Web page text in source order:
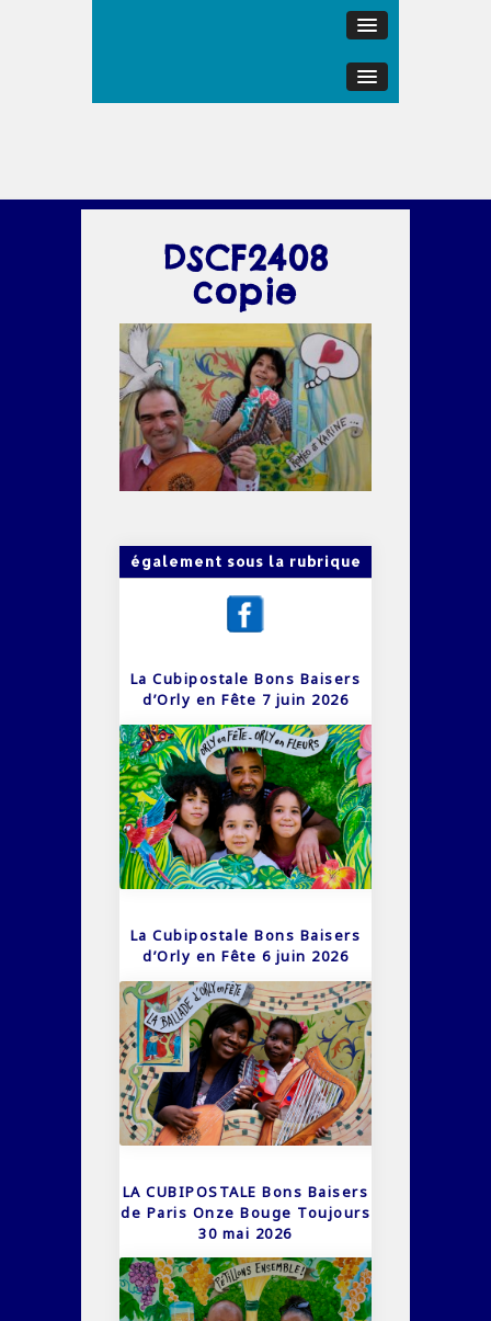
DSCF2408
copie
également sous la rubrique
La Cubipostale Bons Baisers
d’Orly en Fête 7 juin 2026
La Cubipostale Bons Baisers
d’Orly en Fête 6 juin 2026
LA CUBIPOSTALE Bons Baisers
de Paris Onze Bouge Toujours
30 mai 2026